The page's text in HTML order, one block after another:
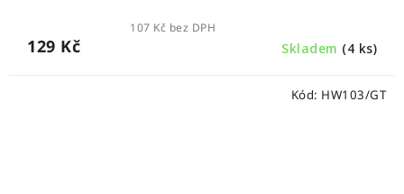
Skladem (4 ks)
107 Kč bez DPH
129 Kč
Kód: HW103/GT